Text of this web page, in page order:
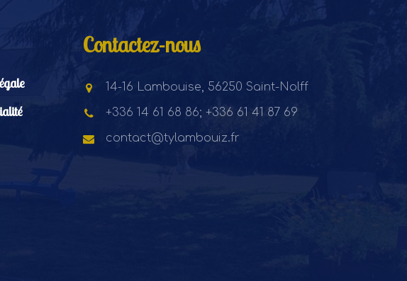
Contactez-nous
14-16 Lambouise, 56250 Saint-Nolff
+336 14 61 68 86; +336 61 41 87 69
contact@tylambouiz.fr